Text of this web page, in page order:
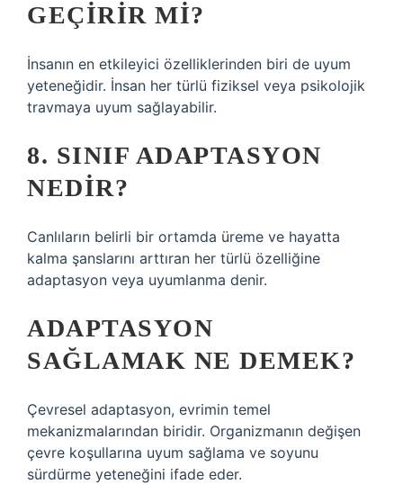
GEÇIRIR MI?
İnsanın en etkileyici özelliklerinden biri de uyum
yeteneğidir. İnsan her türlü fiziksel veya psikolojik
travmaya uyum sağlayabilir.
8. SINIF ADAPTASYON
NEDIR?
Canlıların belirli bir ortamda üreme ve hayatta
kalma şanslarını arttıran her türlü özelliğine
adaptasyon veya uyumlanma denir.
ADAPTASYON
SAĞLAMAK NE DEMEK?
Çevresel adaptasyon, evrimin temel
mekanizmalarından biridir. Organizmanın değişen
çevre koşullarına uyum sağlama ve soyunu
sürdürme yeteneğini ifade eder.